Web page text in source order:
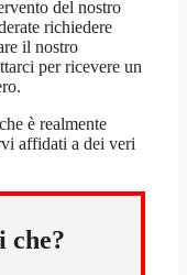
del nostro
richiedere
il nostro
per ricevere un
è realmente
affidati a dei veri
che?